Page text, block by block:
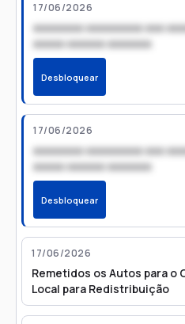
17/06/2026
xxxxxxxx xxxxxxxxx xxx
xxxxx xxxxxx xxxxxxx
Desbloquear
17/06/2026
xxxxxxxx xxxxxxxxx xxx
xxxxx xxxxxx xxxxxxx
Desbloquear
17/06/2026
Remetidos os Autos para
Local para Redistribuição